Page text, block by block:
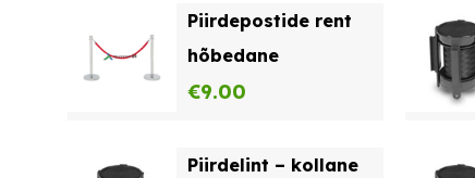
Piirdepostide rent
hõbedane
€9.00
Piirdelint – kollane